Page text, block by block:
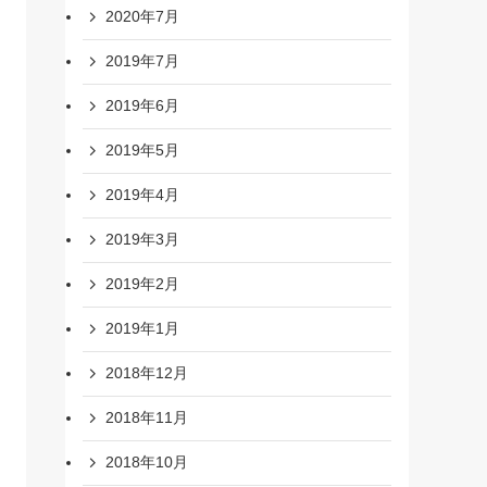
2020年7月
2019年7月
2019年6月
2019年5月
2019年4月
2019年3月
2019年2月
2019年1月
2018年12月
2018年11月
2018年10月